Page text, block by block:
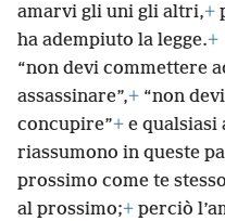
amarvi gli uni gli altri,+
ha adempiuto la legge.+
“non devi commettere
assassinare”,+ “non
concupire”+ e qualsiasi
riassumono in queste
prossimo come te
al prossimo;+ perciò